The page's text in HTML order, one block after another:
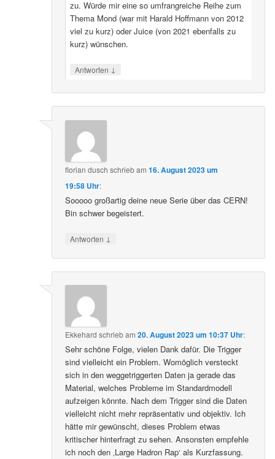
zu. Würde mir eine so umfrangreiche Reihe zum
Thema Mond (war mit Harald Hoffmann von 2012
viel zu kurz) oder Juice (von 2021 ebenfalls zu
kurz) wünschen.
Antworten ↓
florian dusch schriebam16. August 2023 um
19:58 Uhr:
Sooooo großartig deine neue Serie über das CERN!
Bin schwer begeistert.
Antworten ↓
Ekkehard schriebam20. August 2023 um 10:37 Uhr:
Sehr schöne Folge, vielen Dank dafür. Die Trigger
sind vielleicht ein Problem. Womöglich versteckt
sich in den weggetriggerten Daten ja gerade das
Material, welches Probleme im Standardmodell
aufzeigen könnte. Nach dem Trigger sind die Daten
vielleicht nicht mehr repräsentativ und objektiv. Ich
hätte mir gewünscht, dieses Problem etwas
kritischer hinterfragt zu sehen. Ansonsten empfehle
ich noch den ‚Large Hadron Rap‘ als Kurzfassung.